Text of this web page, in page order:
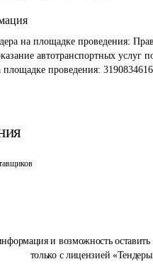
и возможность
только с лицензией
на площадке проведения:
автотранспортных услуг
площадке проведения: